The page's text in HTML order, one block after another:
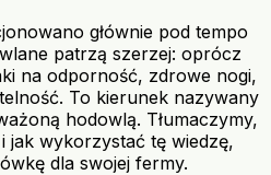
głównie pod tempo
patrzą szerzej: oprócz
na odporność, zdrowe nogi,
To kierunek nazywany
hodowlą. Tłumaczymy,
wykorzystać tę wiedzę,
dla swojej fermy.